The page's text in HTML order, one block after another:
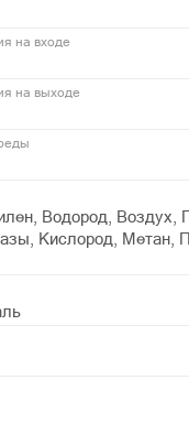
на входе
на выходе
Водород, Воздух,
Кислород, Метан,